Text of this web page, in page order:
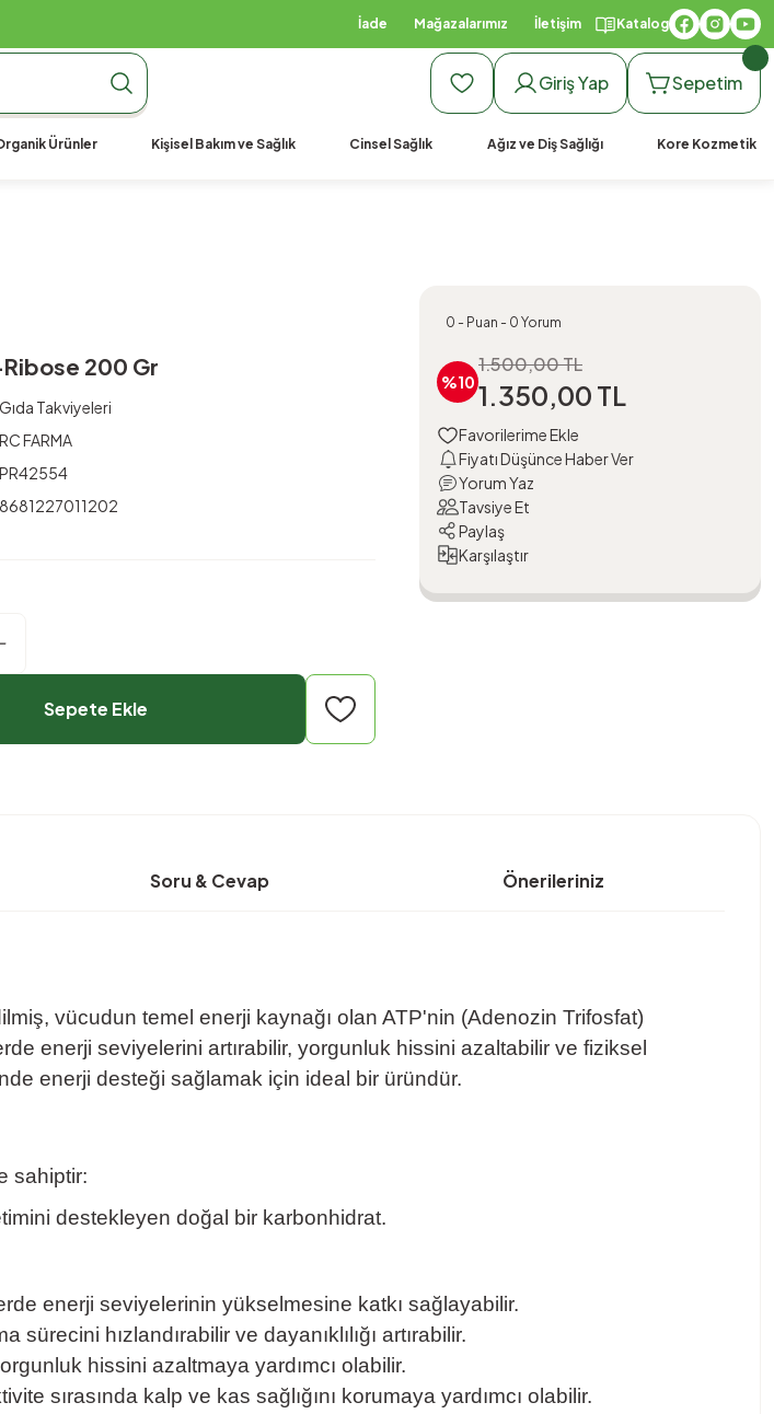
990 TL Üzeri Ücretsiz Kargo
İade Mağazalarımız İletişim Katalog
Giriş Yap Sepetim
Ürünler Kişisel Bakım ve Sağlık Cinsel Sağlık Ağız ve Diş Sağlığı Kore Kozmetik
200 Gr
Gıda Takviyeleri
RC FARMA
PR42554
8681227011202
Sepete Ekle
0 - Puan - 0 Yorum
%10
1.500,00 TL
1.350,00 TL
Fiyatı Düşünce Haber Ver
Yorum Yaz
Tavsiye Et
Paylaş
Karşılaştır
Soru & Cevap Önerileriniz
vücudun temel enerji kaynağı olan ATP'nin (Adenozin Trifosfat)
enerji seviyelerini artırabilir, yorgunluk hissini azaltabilir ve fiziksel
enerji desteği sağlamak için ideal bir üründür.
sahiptir:
destekleyen doğal bir karbonhidrat.
enerji seviyelerinin yükselmesine katkı sağlayabilir.
sürecini hızlandırabilir ve dayanıklılığı artırabilir.
hissini azaltmaya yardımcı olabilir.
sırasında kalp ve kas sağlığını korumaya yardımcı olabilir.